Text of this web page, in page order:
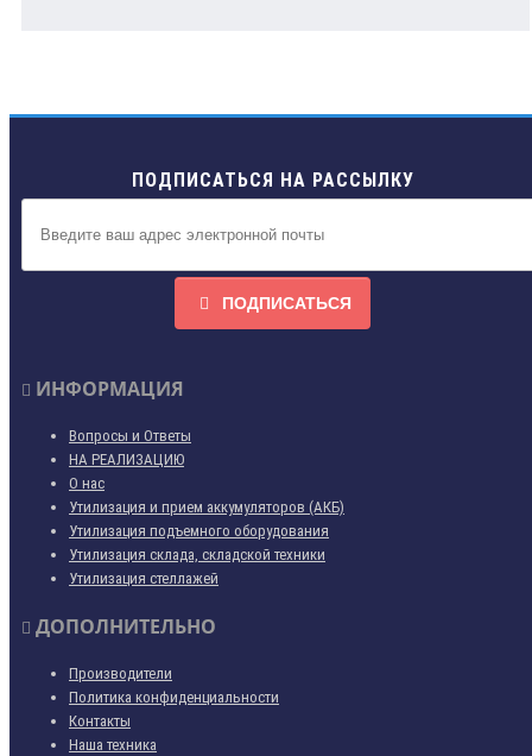
ПОДПИСАТЬСЯ НА РАССЫЛКУ
ПОДПИСАТЬСЯ
ИНФОРМАЦИЯ
Вопросы и Ответы
НА РЕАЛИЗАЦИЮ
О нас
Утилизация и прием аккумуляторов (АКБ)
Утилизация подъемного оборудования
Утилизация склада, складской техники
Утилизация стеллажей
ДОПОЛНИТЕЛЬНО
Производители
Политика конфиденциальности
Контакты
Наша техника